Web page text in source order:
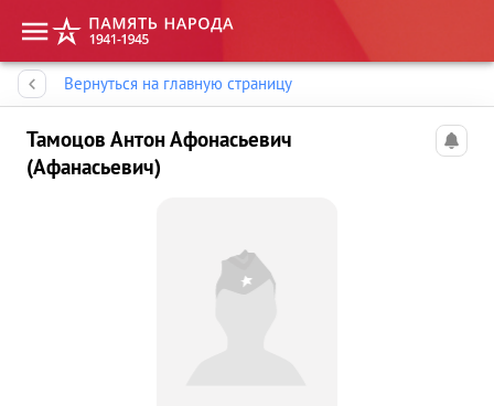
Вернуться на главную страницу
Тамоцов Антон Афонасьевич
(Афанасьевич)
Память народа